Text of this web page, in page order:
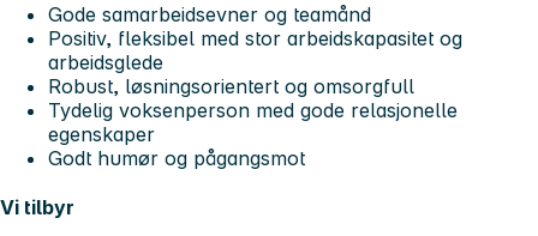
Gode samarbeidsevner og teamånd
Positiv, fleksibel med stor arbeidskapasitet og
arbeidsglede
Robust, løsningsorientert og omsorgfull
Tydelig voksenperson med gode relasjonelle
egenskaper
Godt humør og pågangsmot
Vi tilbyr